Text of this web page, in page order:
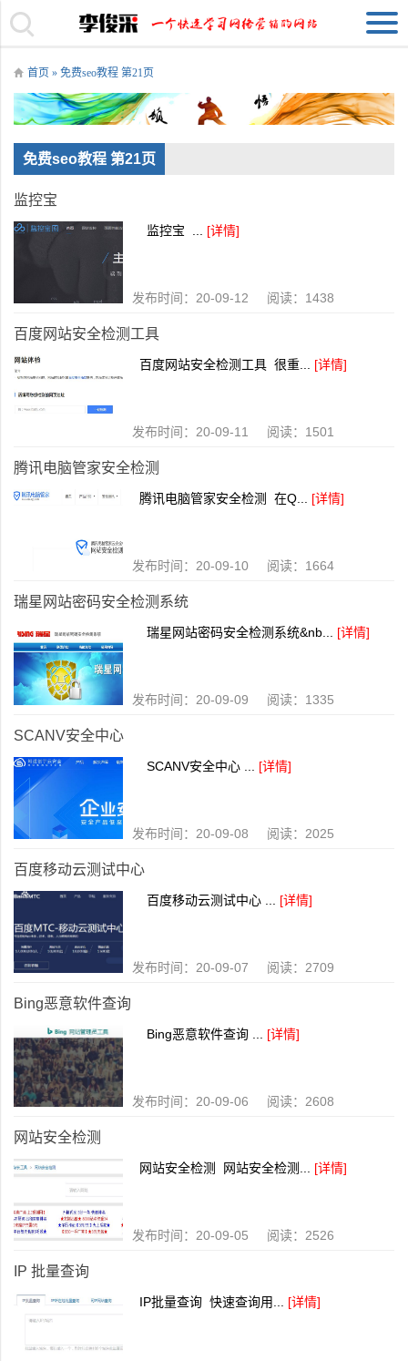
首页 » 免费seo教程 第21页
免费seo教程 第21页
监控宝
监控宝 ... [详情]
发布时间：20-09-12 阅读：1438
百度网站安全检测工具
百度网站安全检测工具 很重... [详情]
发布时间：20-09-11 阅读：1501
腾讯电脑管家安全检测
腾讯电脑管家安全检测 在Q... [详情]
发布时间：20-09-10 阅读：1664
瑞星网站密码安全检测系统
瑞星网站密码安全检测系统&nb... [详情]
发布时间：20-09-09 阅读：1335
SCANV安全中心
SCANV安全中心 ... [详情]
发布时间：20-09-08 阅读：2025
百度移动云测试中心
百度移动云测试中心 ... [详情]
发布时间：20-09-07 阅读：2709
Bing恶意软件查询
Bing恶意软件查询 ... [详情]
发布时间：20-09-06 阅读：2608
网站安全检测
网站安全检测 网站安全检测... [详情]
发布时间：20-09-05 阅读：2526
IP 批量查询
IP批量查询 快速查询用... [详情]